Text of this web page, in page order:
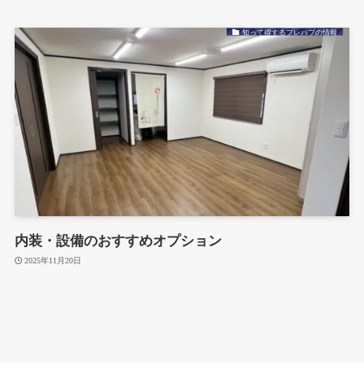
知って得するプレハブの情報
内装・設備のおすすめオプション
2025年11月20日